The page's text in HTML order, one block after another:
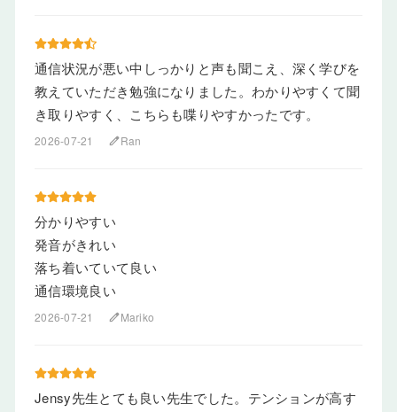
通信状況が悪い中しっかりと声も聞こえ、深く学びを
教えていただき勉強になりました。わかりやすくて聞
き取りやすく、こちらも喋りやすかったです。
2026-07-21 editRan
分かりやすい
発音がきれい
落ち着いていて良い
通信環境良い
2026-07-21 editMariko
Jensy先生とても良い先生でした。テンションが高す